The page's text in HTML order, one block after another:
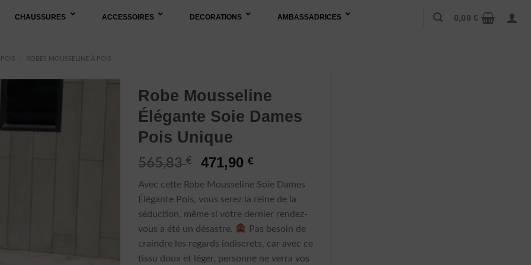
CHAUSSURES ACCESSOIRES DECORATIONS AMBASSADRICES 0,00€
POIS ROBES MOUSSELINE À POIS
Robe Mousseline
Élégante Soie Dames
Pois Unique
565,83€
Le
initial
était :
565,83 €.
471,90 €Le
actuel
est :
471,90 €.
Avec cette Robe Mousseline Soie Dames
Élégante Pois, vous serez la reine de la
séduction, même si votre dernier rendez-
vous a été un désastre.
Pas besoin de
craindre les regards indiscrets, car avec ce
tissu doux et léger, personne ne verra vos